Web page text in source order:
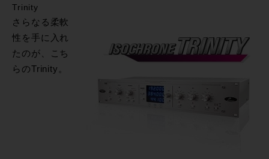
Trinity
さらなる柔軟
性を手に入れ
たのが、こち
らのTrinity。